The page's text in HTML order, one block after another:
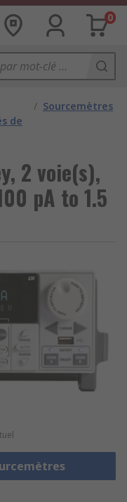
0
de
/ Sourcemètres
2 voie(s),
pA to 1.5